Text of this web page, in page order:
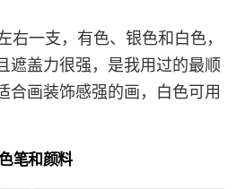
右一支，有色、银色和白色，
遮盖力很强，是我用过的最顺
合画装饰感强的画，白色可用
笔和颜料